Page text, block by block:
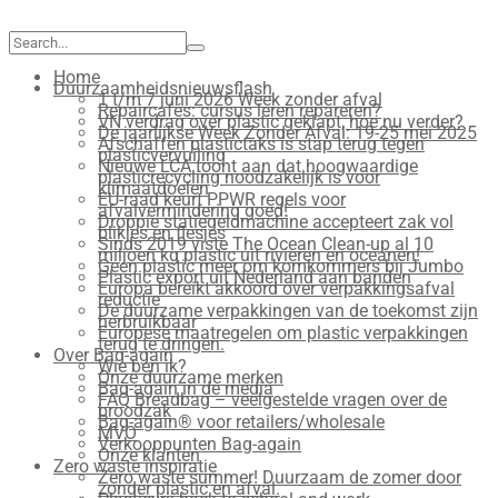
Search
for:
Home
Duurzaamheidsnieuwsflash
1 t/m 7 juni 2026 Week zonder afval
Repaircafés: cursus leren repareren?
VN verdrag over plastic geklapt, hoe nu verder?
De jaarlijkse Week Zonder Afval: 19-25 mei 2025
Afschaffen plastictaks is stap terug tegen
plasticvervuiling
Nieuwe LCA toont aan dat hoogwaardige
plasticrecycling noodzakelijk is voor
klimaatdoelen
EU-raad keurt PPWR regels voor
afvalvermindering goed!
Droppie statiegeldmachine accepteert zak vol
blikjes en flesjes
Sinds 2019 viste The Ocean Clean-up al 10
miljoen kg plastic uit rivieren en oceanen!
Geen plastic meer om komkommers bij Jumbo
Plastic export uit Nederland aan banden
Europa bereikt akkoord over verpakkingsafval
reductie
De duurzame verpakkingen van de toekomst zijn
herbruikbaar
Europese maatregelen om plastic verpakkingen
terug te dringen.
Over Bag-again
Wie ben ik?
Onze duurzame merken
Bag-again in de media
FAQ Breadbag – veelgestelde vragen over de
broodzak
Bag-again® voor retailers/wholesale
MVO
Verkooppunten Bag-again
Onze klanten
Zero waste inspiratie
Zero waste summer! Duurzaam de zomer door
zonder plastic en afval.